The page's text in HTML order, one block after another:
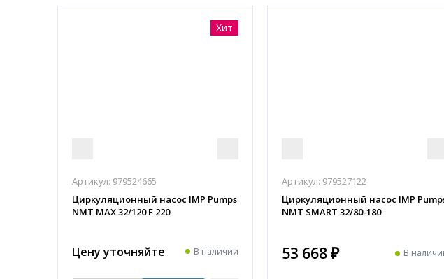
Хит
Артикул: 979524665
Циркуляционный насос IMP Pumps
NMT MAX 32/120 F 220
Цену уточняйте В наличии
Артикул: 979527122
Циркуляционный насос IMP
NMT SMART 32/80-180
53 668 ₽ В